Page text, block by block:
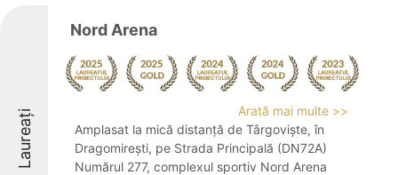
Laureați
Nord Arena
Arată mai multe >>
Amplasat la mică distanță de Târgoviște, în
Dragomirești, pe Strada Principală (DN72A)
Numărul 277, complexul sportiv Nord Arena